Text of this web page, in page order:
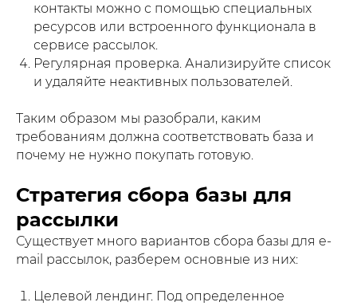
контакты можно с помощью специальных
ресурсов или встроенного функционала в
сервисе рассылок.
Регулярная проверка. Анализируйте список
и удаляйте неактивных пользователей.
Таким образом мы разобрали, каким
требованиям должна соответствовать база и
почему не нужно покупать готовую.
Стратегия сбора базы для
рассылки
Существует много вариантов сбора базы для e-
mail рассылок, разберем основные из них:
Целевой лендинг. Под определенное